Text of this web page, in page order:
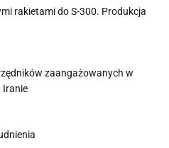
rakietami do S-300. Produkcja
zaangażowanych w
Iranie